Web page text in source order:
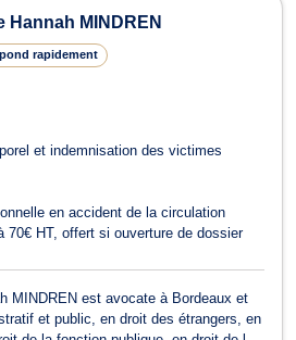
Hannah MINDREN
rapidement
et indemnisation des victimes
en accident de la circulation
70€ HT, offert si ouverture de dossier
MINDREN est avocate à Bordeaux et
et public, en droit des étrangers, en